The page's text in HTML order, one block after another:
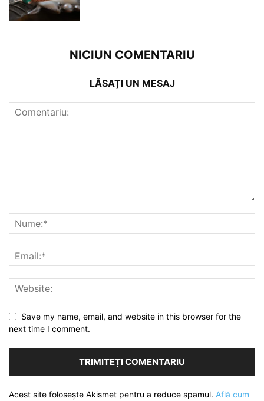
NICIUN COMENTARIU
LĂSAȚI UN MESAJ
Save my name, email, and website in this browser for the
next time I comment.
Acest site folosește Akismet pentru a reduce spamul. Află cum